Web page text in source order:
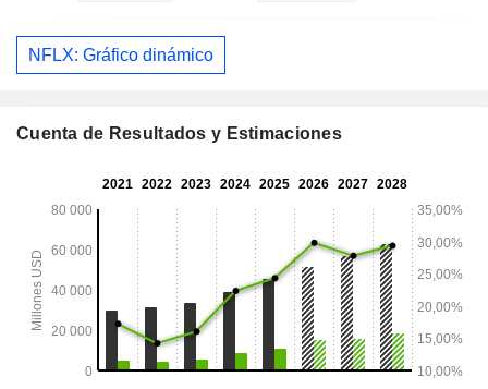
NFLX: Gráfico dinámico
Cuenta de Resultados y Estimaciones